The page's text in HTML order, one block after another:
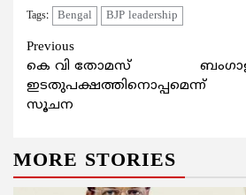
Tags: Bengal BJP leadership
Continue
Reading
Previous
കെ വി തോമസ്
ഇടതുപക്ഷത്തിനൊപ്പമെന്ന്
സൂചന
MORE STORIES